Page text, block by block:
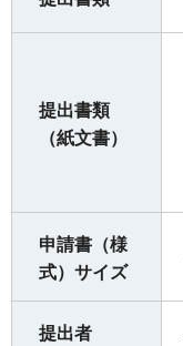
提出書類
（紙文書）
申請書（様
式）サイズ
提出者